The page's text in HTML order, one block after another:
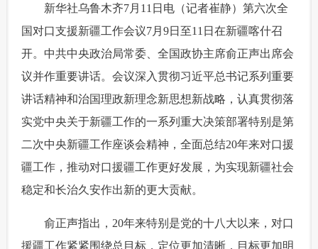
旅游 健康 信息化 数据
富媒体 摄影 新华广播
新华电视中文 新华电视英文 返回PC
新华社乌鲁木齐7月11日电（记者崔静）第六次全
国对口支援新疆工作会议7月9日至11日在新疆喀什召
开。中共中央政治局常委、全国政协主席俞正声出席会
议并作重要讲话。会议深入贯彻习近平总书记系列重要
讲话精神和治国理政新理念新思想新战略，认真贯彻落
实党中央关于新疆工作的一系列重大决策部署特别是第
二次中央新疆工作座谈会精神，全面总结20年来对口援
疆工作，推动对口援疆工作更好发展，为实现新疆社会
稳定和长治久安作出新的更大贡献。
俞正声指出，20年来特别是党的十八大以来，对口
援疆工作紧紧围绕总目标，定位更加清晰，目标更加明